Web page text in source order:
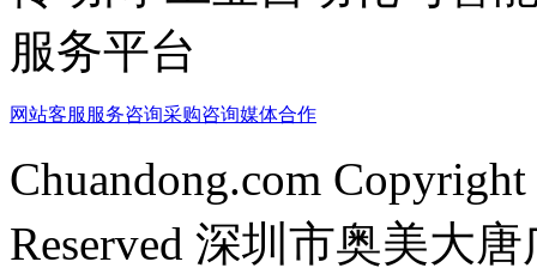
服务平台
网站客服 服务咨询采购咨询媒体合作
Chuandong.com
Reserved 深圳市奥美大